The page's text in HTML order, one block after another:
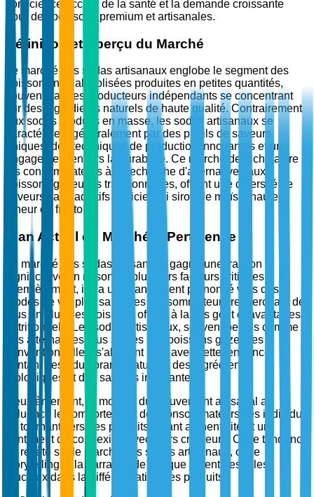
conscience accrue de la santé et la demande croissante
pour des boissons premium et artisanales.
Définition et Aperçu du Marché
Le marché des sodas artisanaux englobe le segment des
boissons non alcoolisées produites en petites quantités,
souvent par des producteurs indépendants se concentrant
sur des ingrédients naturels de haute qualité. Contrairement
aux sodas produits en masse, les sodas artisanaux se
caractérisent généralement par des profils de saveurs
uniques, des techniques de production innovantes et un
engagement envers la durabilité. Ce marché de niche attire
les consommateurs à la recherche d'alternatives aux
boissons gazeuses traditionnelles, offrant une diversité de
saveurs sans additifs artificiels ni sirop de maïs à haute
teneur en fructose.
Élan Actuel du Marché & Pertinence
Le marché des sodas artisanaux gagne une traction
significative en raison de plusieurs facteurs critiques.
Premièrement, il y a un changement prononcé vers des
modes de vie plus sains, les consommateurs recherchant de
plus en plus des boissons offrant à la fois goût et avantages
nutritionnels. Les sodas artisanaux, souvent perçus comme
des alternatives plus saines aux boissons gazeuses
conventionnelles, s'alignent bien avec cette tendance,
vantant des édulcorants naturels, des ingrédients
biologiques et des saveurs innovantes.
Deuxièmement, la montée du mouvement artisanal a
influencé le comportement des consommateurs, les individus
se tournant vers des produits offrant authenticité et un
sentiment de connexion avec leurs créateurs. Cette tendance
se reflète sur le marché des sodas artisanaux, où le
storytelling et la narration de marque jouent des rôles
cruciaux dans la différenciation des produits.